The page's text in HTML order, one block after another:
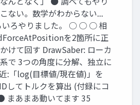
ない。数学がわからない...
ろやりました。 ○ ○ ○ 相
を2箇所に正
けて回す DrawSaber: ローカ
で 3つの角度に分解、独立に
:「log(目標値/現在値)」を
してトルクを算出 (付録にコ
まあまあ動いてます 35